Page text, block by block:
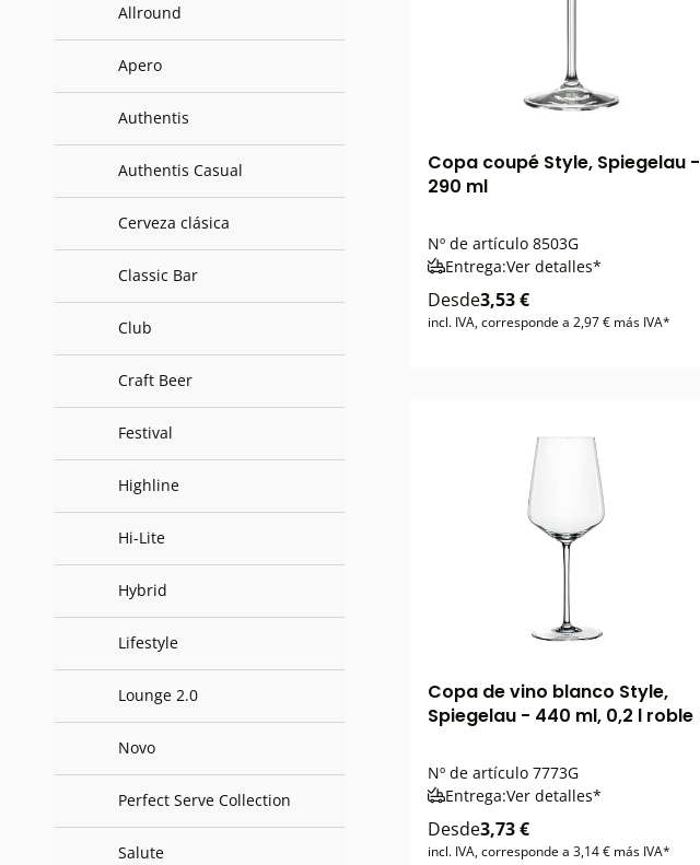
Allround
Apero
Authentis
Authentis Casual
Cerveza clásica
Classic Bar
Club
Craft Beer
Festival
Highline
Hi-Lite
Hybrid
Lifestyle
Lounge 2.0
Novo
Perfect Serve Collection
Salute
Copa coupé Style, Spiegelau -
290 ml
Nº de artículo 8503G
Entrega:Ver detalles*
Desde3,53 €
incl. IVA, corresponde a 2,97 € más IVA*
Copa de vino blanco Style,
Spiegelau - 440 ml, 0,2 l roble
Nº de artículo 7773G
Entrega:Ver detalles*
Desde3,73 €
incl. IVA, corresponde a 3,14 € más IVA*